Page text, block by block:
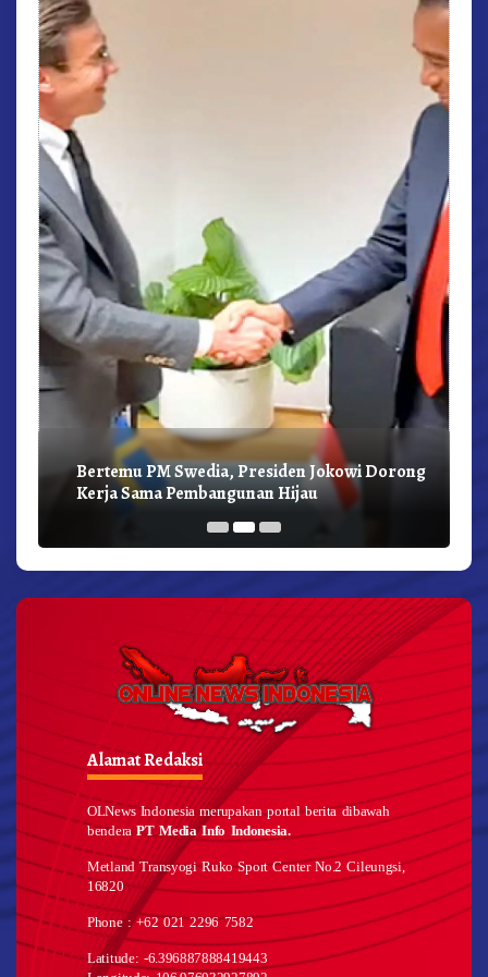
Bertemu PM Swedia, Presiden Jokowi Dorong
Kerja Sama Pembangunan Hijau
Alamat Redaksi
OLNews Indonesia merupakan portal berita dibawah
benderaPT Media Info Indonesia.
Metland Transyogi Ruko Sport Center No.2 Cileungsi,
16820
Phone : +62 021 2296 7582
Latitude: -6.396887888419443